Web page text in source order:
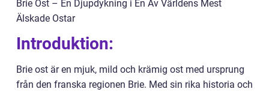
Brie Ost – En Djupdykning i En Av Världens Mest
Älskade Ostar
Introduktion:
Brie ost är en mjuk, mild och krämig ost med ursprung
från den franska regionen Brie. Med sin rika historia och